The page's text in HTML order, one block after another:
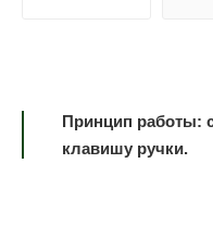
Принцип работы:
клавишу ручки.